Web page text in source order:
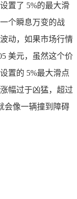
置了 5%的最大滑
个瞬息万变的战
动，如果市场行情
美元，虽然这个价
置的 5%最大滑点
幅过于凶猛，超过
会像一辆撞到障碍